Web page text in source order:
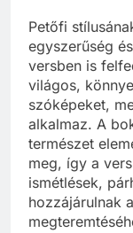
Petőfi
egyszerűség
versben is
világos,
szóképeket,
alkalmaz. A
természet
meg, így a
ismétlések,
hozzájárulnak